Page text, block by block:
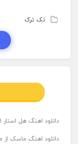
تک ترک
دانلود اهنگ هل استار
دانلود اهنگ ماسک از